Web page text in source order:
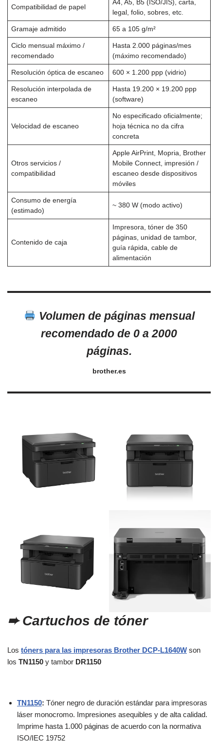
Compatibilidad de papel
A4, A5, B5 (ISO/JIS), carta,
legal, folio, sobres, etc.
Gramaje admitido 65 a 105 g/m²
Ciclo mensual máximo /
recomendado
Hasta 2.000 páginas/mes
(máximo recomendado)
Resolución óptica de escaneo 600 × 1.200 ppp (vidrio)
Resolución interpolada de
escaneo
Hasta 19.200 × 19.200 ppp
(software)
Velocidad de escaneo
No especificado oficialmente;
hoja técnica no da cifra
concreta
Otros servicios /
compatibilidad
Apple AirPrint, Mopria, Brother
Mobile Connect, impresión /
escaneo desde dispositivos
móviles
Consumo de energía
(estimado)
~ 380 W (modo activo)
Contenido de caja
Impresora, tóner de 350
páginas, unidad de tambor,
guía rápida, cable de
alimentación
Volumen de páginas mensual
recomendado de 0 a 2000
páginas.
brother.es
➨ Cartuchos de tóner
Los tóners para las impresoras Brother DCP-L1640W son
los TN1150 y tambor DR1150
TN1150: Tóner negro de duración estándar para impresoras
láser monocromo. Impresiones asequibles y de alta calidad.
Imprime hasta 1.000 páginas de acuerdo con la normativa
ISO/IEC 19752